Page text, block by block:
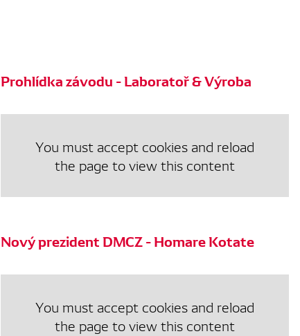
Prohlídka závodu - Laboratoř & Výroba
You must accept cookies and reload
the page to view this content
Nový prezident DMCZ - Homare Kotate
You must accept cookies and reload
the page to view this content